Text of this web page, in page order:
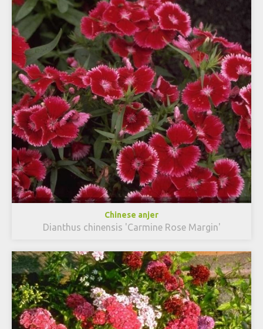
Chinese anjer
Dianthus chinensis 'Carmine Rose Margin'